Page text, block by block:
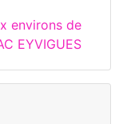
environs de
EYVIGUES